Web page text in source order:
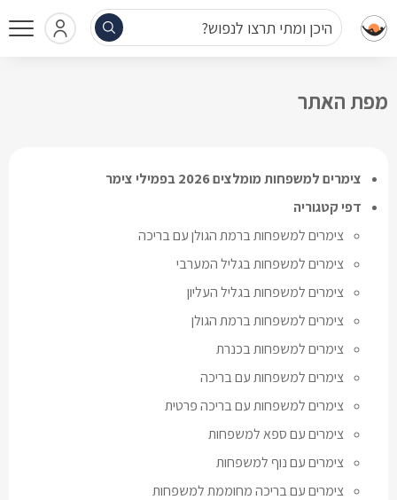
היכן ומתי תרצו לנפוש?
מפת האתר
צימרים למשפחות מומלצים 2026 בפמילי צימר
דפי קטגוריה
צימרים למשפחות ברמת הגולן עם בריכה
צימרים למשפחות בגליל המערבי
צימרים למשפחות בגליל העליון
צימרים למשפחות ברמת הגולן
צימרים למשפחות בכנרת
צימרים למשפחות עם בריכה
צימרים למשפחות עם בריכה פרטית
צימרים עם ספא למשפחות
צימרים עם נוף למשפחות
צימרים עם בריכה מחוממת למשפחות